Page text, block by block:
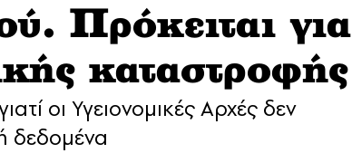
Πρόκειται για
καταστροφής
οι Υγειονομικές Αρχές δεν
δεδομένα